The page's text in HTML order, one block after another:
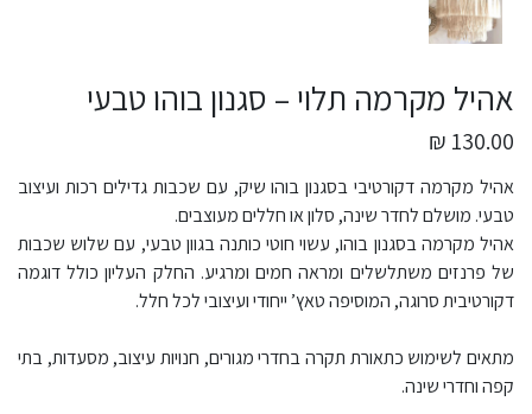
אהיל מקרמה תלוי – סגנון בוהו טבעי
130.00 ₪
אהיל מקרמה דקורטיבי בסגנון בוהו שיק, עם שכבות גדילים רכות ועיצוב
טבעי. מושלם לחדר שינה, סלון או חללים מעוצבים.
אהיל מקרמה בסגנון בוהו, עשוי חוטי כותנה בגוון טבעי, עם שלוש שכבות
של פרנזים משתלשלים ומראה חמים ומרגיע. החלק העליון כולל דוגמה
דקורטיבית סרוגה, המוסיפה טאץ’ ייחודי ועיצובי לכל חלל.
מתאים לשימוש כתאורת תקרה בחדרי מגורים, חנויות עיצוב, מסעדות, בתי
קפה וחדרי שינה.